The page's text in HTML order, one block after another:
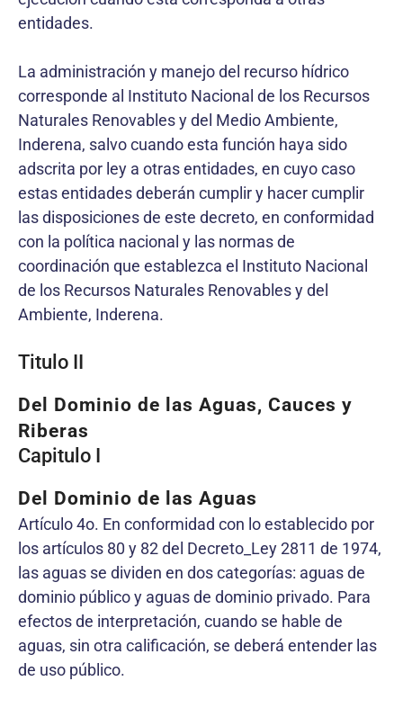
entidades.
La administración y manejo del recurso hídrico
corresponde al Instituto Nacional de los Recursos
Naturales Renovables y del Medio Ambiente,
Inderena, salvo cuando esta función haya sido
adscrita por ley a otras entidades, en cuyo caso
estas entidades deberán cumplir y hacer cumplir
las disposiciones de este decreto, en conformidad
con la política nacional y las normas de
coordinación que establezca el Instituto Nacional
de los Recursos Naturales Renovables y del
Ambiente, Inderena.
Titulo II
Del Dominio de las Aguas, Cauces y
Riberas
Capitulo I
Del Dominio de las Aguas
Artículo 4o. En conformidad con lo establecido por
los artículos 80 y 82 del Decreto_Ley 2811 de 1974,
las aguas se dividen en dos categorías: aguas de
dominio público y aguas de dominio privado. Para
efectos de interpretación, cuando se hable de
aguas, sin otra calificación, se deberá entender las
de uso público.